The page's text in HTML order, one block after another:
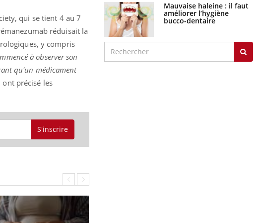
qui se tient 4 au 7
réduisait la
y compris
à observer son
qu'un médicament
ont précisé les
S'inscrire
Mauvaise haleine : il faut
améliorer l’hygiène
bucco-dentaire